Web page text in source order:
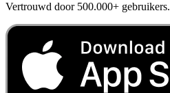
Vertrouwd door 500.000+ gebruikers.